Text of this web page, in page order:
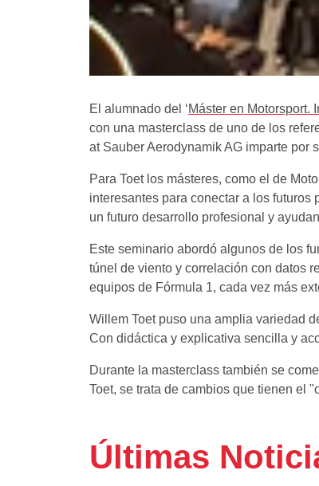
El alumnado del ‘Máster en Motorsport.
con una masterclass de uno de los
at Sauber Aerodynamik AG imparte por
Para Toet los másteres, como el de
interesantes para conectar a los
un futuro desarrollo profesional y
Este seminario abordó algunos de los
túnel de viento y correlación con datos
equipos de Fórmula 1, cada vez más
Willem Toet puso una amplia variedad
Con didáctica y explicativa sencilla y
Durante la masterclass también se
Toet, se trata de cambios que tienen el
Últimas